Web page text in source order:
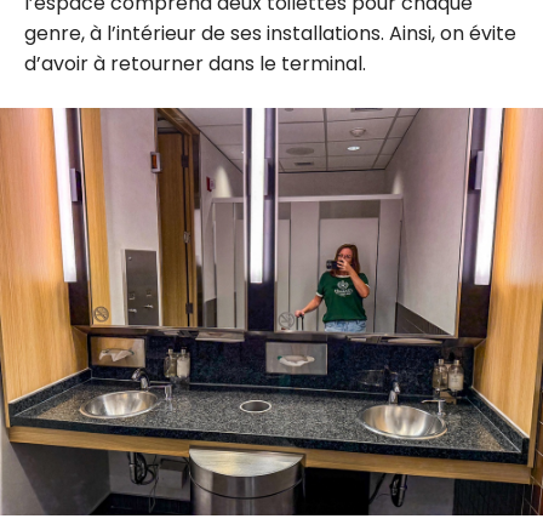
genre, à l’intérieur de ses installations. Ainsi, on évite
d’avoir à retourner dans le terminal.